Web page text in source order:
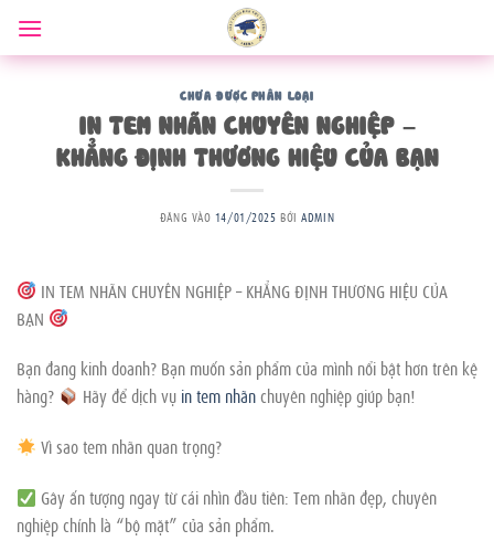
qua
nội
CHƯA ĐƯỢC PHÂN LOẠI
IN TEM NHÃN CHUYÊN NGHIỆP –
KHẲNG ĐỊNH THƯƠNG HIỆU CỦA BẠN
ĐĂNG VÀO 14/01/2025 BỞIADMIN
IN TEM NHÃN CHUYÊN NGHIỆP – KHẲNG ĐỊNH THƯƠNG HIỆU CỦA
BẠN
Bạn đang kinh doanh? Bạn muốn sản phẩm của mình nổi bật hơn trên kệ
hàng?
Hãy để dịch vụ in tem nhãnchuyên nghiệp giúp bạn!
Vì sao tem nhãn quan trọng?
Gây ấn tượng ngay từ cái nhìn đầu tiên: Tem nhãn đẹp, chuyên
nghiệp chính là “bộ mặt” của sản phẩm.